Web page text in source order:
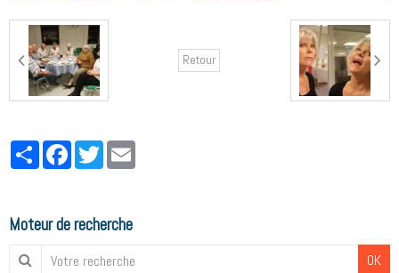
Retour
PartagerFacebookTwitter
Moteur de recherche
OK